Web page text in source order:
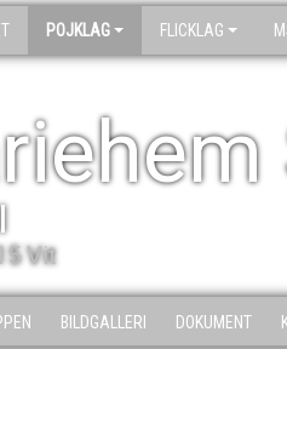
POJKLAG FLICKLAG
Vit
BILDGALLERI DOKUMENT